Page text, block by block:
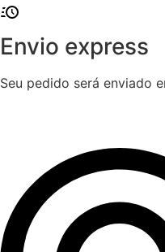
Envio express
Seu pedido será enviado